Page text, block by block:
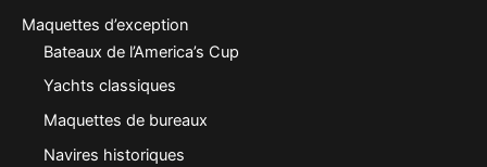
Maquettes d’exception
Bateaux de l’America’s Cup
Yachts classiques
Maquettes de bureaux
Navires historiques